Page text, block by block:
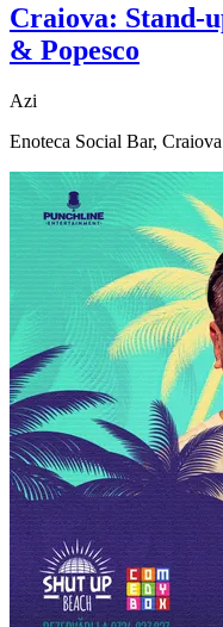
Craiova: Stand-
& Popesco
Azi
Enoteca Social Bar, Craiova